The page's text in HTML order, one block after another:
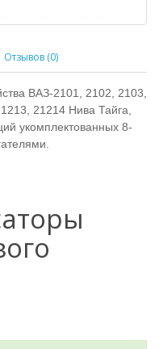
Отзывов (0)
ВАЗ-2101, 2102, 2103,
21214 Нива Тайга,
укомплектованных 8-